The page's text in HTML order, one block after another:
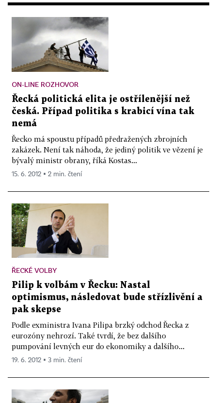
ON-LINE ROZHOVOR
Řecká politická elita je ostřílenější než
česká. Případ politika s krabicí vína tak
nemá
Řecko má spoustu případů předražených zbrojních
zakázek. Není tak náhoda, že jediný politik ve vězení je
bývalý ministr obrany, říká Kostas...
15. 6. 2012 ▪ 2 min. čtení
ŘECKÉ VOLBY
Pilip k volbám v Řecku: Nastal
optimismus, následovat bude střízlivění a
pak skepse
Podle exministra Ivana Pilipa brzký odchod Řecka z
eurozóny nehrozí. Také tvrdí, že bez dalšího
pumpování levných eur do ekonomiky a dalšího...
19. 6. 2012 ▪ 3 min. čtení